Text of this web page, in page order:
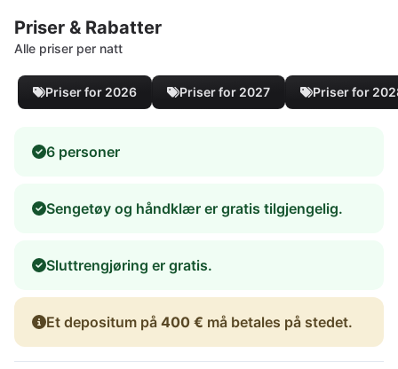
Priser & Rabatter
Alle priser per natt
Priser for 2026 Priser for 2027 Priser for
6 personer
Sengetøy og håndklær er gratis tilgjengelig.
Sluttrengjøring er gratis.
Et depositum på 400 € må betales på stedet.